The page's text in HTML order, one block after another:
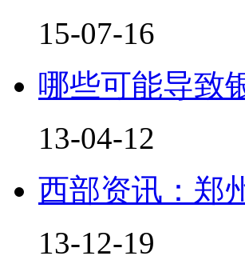
15-07-16
哪些可能导致
13-04-12
西部资讯：郑
13-12-19